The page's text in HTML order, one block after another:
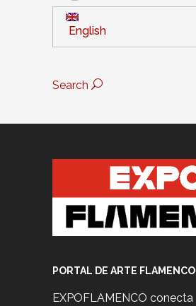
English
Search
PORTAL DE ARTE FLAMENCO
EXPOFLAMENCO conecta